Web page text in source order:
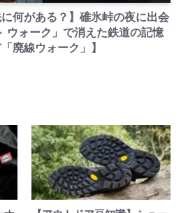
に何がある？】碓氷峠の夜に出会
ウォーク」で消えた鉄道の記憶
廃線ウォーク」】